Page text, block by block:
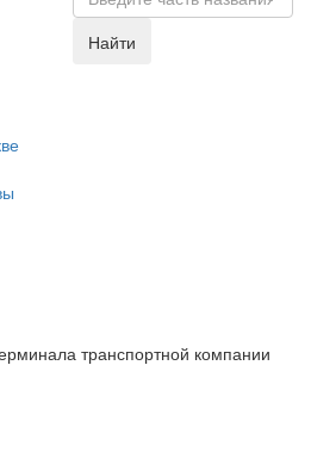
Найти
транспортной компании